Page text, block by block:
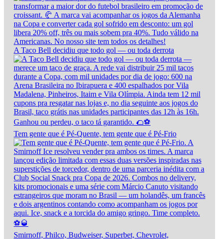
A Taco Bell decidiu que todo gol — ou toda derrota
Tem gente que é Pé-Quente, tem gente que é Pé-Frio
Smirnoff, Philco, Budweiser, Superbet, Chevrolet,